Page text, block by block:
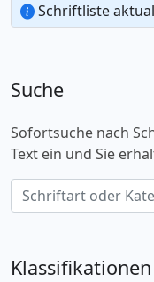
Schriftliste
Suche
Sofortsuche nach
Text ein und Sie
Klassifikationen